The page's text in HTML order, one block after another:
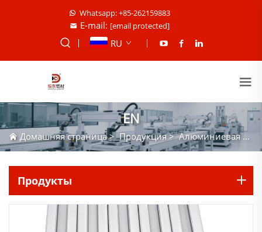
Whatsapp: +85-262159883
E-mail: [email protected]
RU
EN
Домашняя страница>Продукция>Алюминиевая Экструзия
Продукты